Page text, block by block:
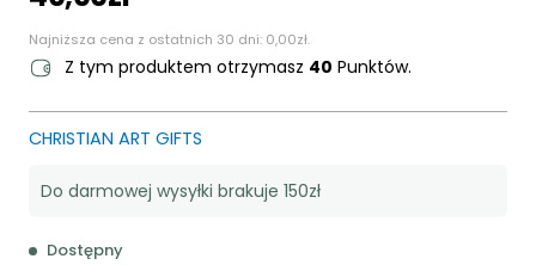
Najniższa cena z ostatnich 30 dni: 0,00zł.
Z tym produktem otrzymasz 40 Punktów.
CHRISTIAN ART GIFTS
Do darmowej wysyłki brakuje 150zł
Dostępny